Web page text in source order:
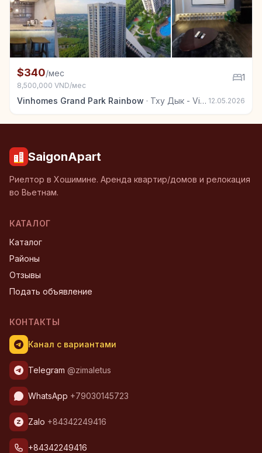
Квартира в аренду в Тху Дык - Vinhomes Grand
$340/мес
8,500,000 VND/мес
1
Vinhomes Grand Park Rainbow · Тху Дык - Vinhomes Grand Park 12.05.2026
SaigonApart
Риелтор в Хошимине. Аренда квартир/домов и релокация
во Вьетнам.
КАТАЛОГ
Каталог
Районы
Отзывы
Подать объявление
КОНТАКТЫ
Канал с вариантами
Telegram @zimaletus
WhatsApp +79030145723
Zalo +84342249416
+84342249416